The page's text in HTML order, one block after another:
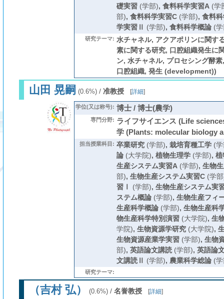
礎実習(学部), 食料科学実習A(学
部), 食料科学実習C(学部), 食料
学実習Ⅱ (学部), 食料科学概論(学
研究テーマ: 水チャネル, アクアポリンに関す
素に関する研究, 口腔組織発生に
ン, 水チャネル, プロセシング酵
口腔組織, 発生 (development))
山田 晃嗣 (0.6%)/ 准教授 [詳細]
学位(又は称号): 博士 / 博士(農学)
専門分野: ライフサイエンス (Life
学 (Plants: molecular biology
担当授業科目: 卒業研究(学部), 栽培育種工学(学
論(大学院), 植物生理学(学部), 植
生産システム実習A(学部), 生物
部), 生物生産システム実習C(学
習Ⅰ
(学部), 生物生産システム実
ステム概論(学部), 生物生産フィ
生産科学概論(学部), 生物生産科
物生産科学特別演習(大学院), 生
学院), 生物資源学研究(大学院),
生物資源産業学実習(学部), 生物
部), 英語論文講読(学部), 英語論
文講読Ⅱ (学部), 農業科学総論(学
研究テーマ:
（吉村 弘） (0.6%)/ 名誉教授 [詳細]